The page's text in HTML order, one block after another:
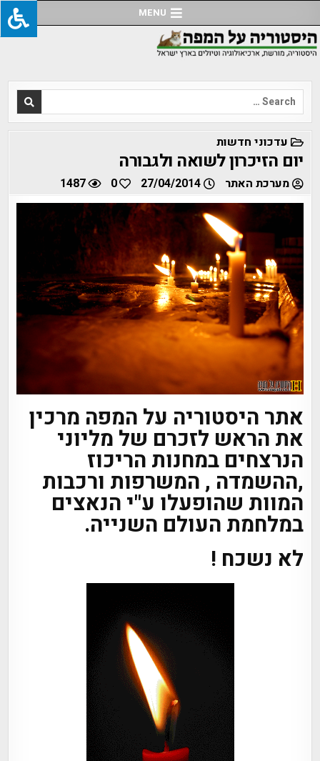
to
content
MENU
Search
for:
POSTED
IN
עדכוני חדשות
יום הזיכרון לשואה ולגבורה
מערכת האתר 27/04/2014
0
1487
אתר היסטוריה על המפה מרכין
את הראש לזכרם של מליוני
הנרצחים במחנות הריכוז
,ההשמדה , המשרפות ורכבות
המוות שהופעלו ע"י הנאצים
במלחמת העולם השנייה.
לא נשכח !